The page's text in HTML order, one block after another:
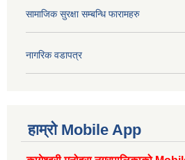
सामाजिक सुरक्षा सम्बन्धि फारामहरु
नागरिक वडापत्र
हाम्रो Mobile App